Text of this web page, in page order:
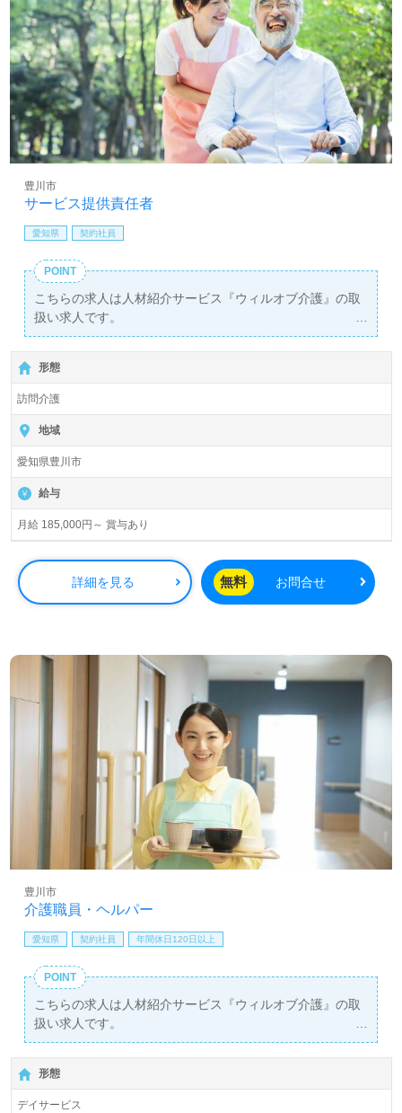
サービス提供責任者
豊川市
愛知県 契約社員
POINT
こちらの求人は人材紹介サービス『ウィルオブ介護』の取
扱い求人です。
詳細に関してお気軽にご相談ください♪
【無料】で皆さんの転職活動をサポートいたします。
形態
訪問介護
地域
愛知県豊川市
給与
月給 185,000円～ 賞与あり
詳細を見る 無料 お問合せ
介護職員・ヘルパー
豊川市
愛知県 契約社員 年間休日120日以上
POINT
こちらの求人は人材紹介サービス『ウィルオブ介護』の取
扱い求人です。
詳細に関してお気軽にご相談ください♪
【無料】で皆さんの転職活動をサポートいたします。
形態
デイサービス